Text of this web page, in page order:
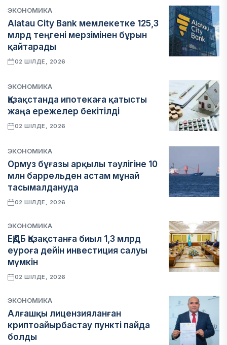
ЭКОНОМИКА
Alatau City Bank мемлекетке 125,3
млрд теңгені мерзімінен бұрын
қайтарады
02 ШІЛДЕ, 2026
ЭКОНОМИКА
Қазақстанда ипотекаға қатысты
жаңа ережелер бекітілді
02 ШІЛДЕ, 2026
ЭКОНОМИКА
Ормуз бұғазы арқылы тәулігіне 10
млн баррельден астам мұнай
тасымалдануда
02 ШІЛДЕ, 2026
ЭКОНОМИКА
ЕҚДБ Қазақстанға биыл 1,3 млрд
еуроға дейін инвестиция салуы
мүмкін
02 ШІЛДЕ, 2026
ЭКОНОМИКА
Алғашқы лицензияланған
криптоайырбастау пункті пайда
болды